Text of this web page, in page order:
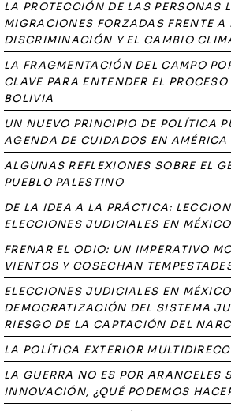
LA PROTECCIÓN DE LAS PERSONAS
MIGRACIONES FORZADAS FRENTE A
DISCRIMINACIÓN Y EL CAMBIO
LA FRAGMENTACIÓN DEL CAMPO
CLAVE PARA ENTENDER EL
BOLIVIA
UN NUEVO PRINCIPIO DE POLÍTICA
AGENDA DE CUIDADOS EN AMÉRICA
ALGUNAS REFLEXIONES SOBRE EL
PUEBLO PALESTINO
DE LA IDEA A LA PRÁCTICA:
ELECCIONES JUDICIALES EN
FRENAR EL ODIO: UN IMPERATIVO
VIENTOS Y COSECHAN
ELECCIONES JUDICIALES EN
DEMOCRATIZACIÓN DEL SISTEMA
RIESGO DE LA CAPTACIÓN DEL
LA POLÍTICA EXTERIOR
LA GUERRA NO ES POR ARANCELES
INNOVACIÓN, ¿QUÉ PODEMOS